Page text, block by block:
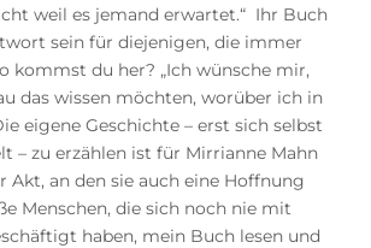
weil es jemand erwartet.“ Ihr Buch
sein für diejenigen, die immer
kommst du her? „Ich wünsche mir,
das wissen möchten, worüber ich in
eigene Geschichte – erst sich selbst
– zu erzählen ist für Mirrianne Mahn
Akt, an den sie auch eine Hoffnung
Menschen, die sich noch nie mit
haben, mein Buch lesen und